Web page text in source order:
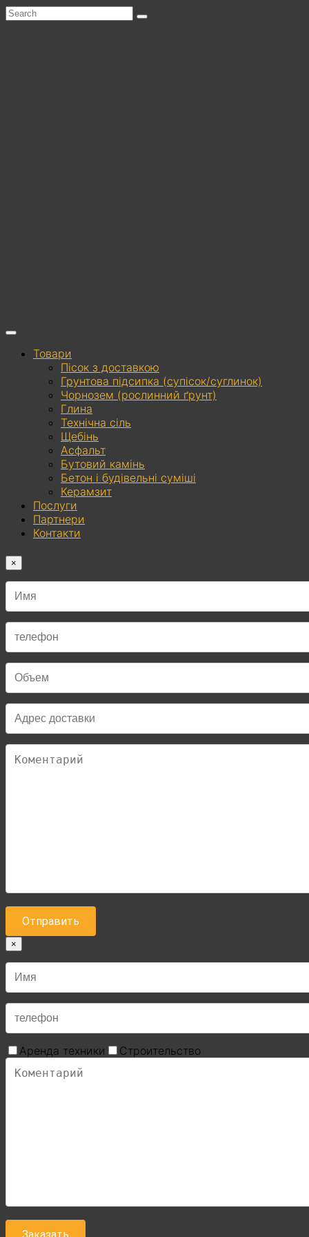
Товари
Пісок з доставкою
Грунтова підсипка (супісок/суглинок)
Чорнозем (рослинний ґрунт)
Глина
Технічна сіль
Щебінь
Асфальт
Бутовий камінь
Бетон і будівельні суміші
Керамзит
Послуги
Партнери
Контакти
×
×
Аренда техники Строительство